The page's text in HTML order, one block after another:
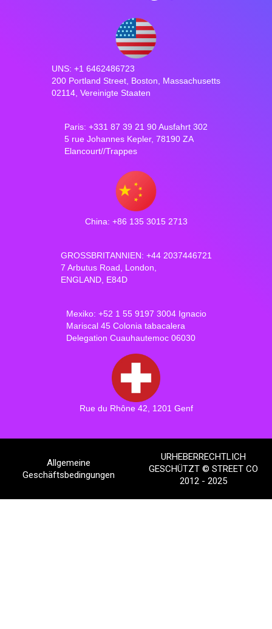
UNS: +1 6462486723
200 Portland Street, Boston, Massachusetts
02114, Vereinigte Staaten
Paris: +331 87 39 21 90 Ausfahrt 302
5 rue Johannes Kepler, 78190 ZA
Elancourt//Trappes
China: +86 135 3015 2713
GROSSBRITANNIEN: +44 2037446721
7 Arbutus Road, London,
ENGLAND, E84D
Mexiko: +52 1 55 9197 3004 Ignacio
Mariscal 45 Colonia tabacalera
Delegation Cuauhautemoc 06030
Rue du Rhône 42, 1201 Genf
Allgemeine
Geschäftsbedingungen
URHEBERRECHTLICH
GESCHÜTZT © STREET CO
2012 - 2025